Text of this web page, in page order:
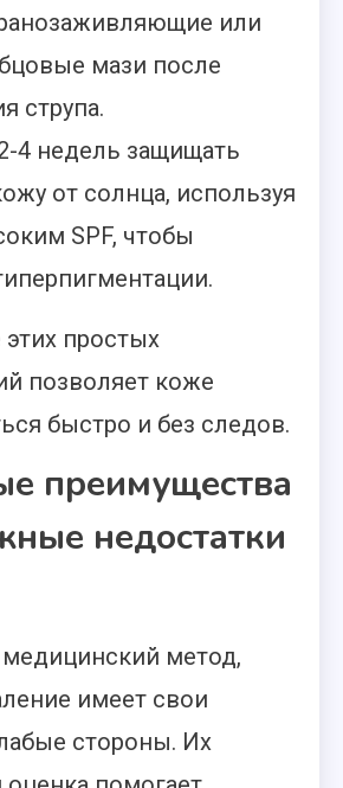
или
мази после
струпа.
4 недель защищать
от солнца, используя
SPF, чтобы
простых
позволяет коже
быстро и без следов.
преимущества
недостатки
метод,
имеет свои
стороны. Их